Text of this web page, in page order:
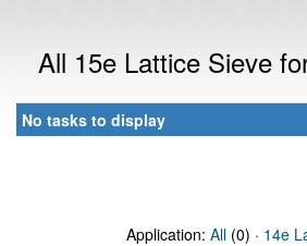
All 15e Lattice Sieve
No tasks to display
Application: All (0) · 14e